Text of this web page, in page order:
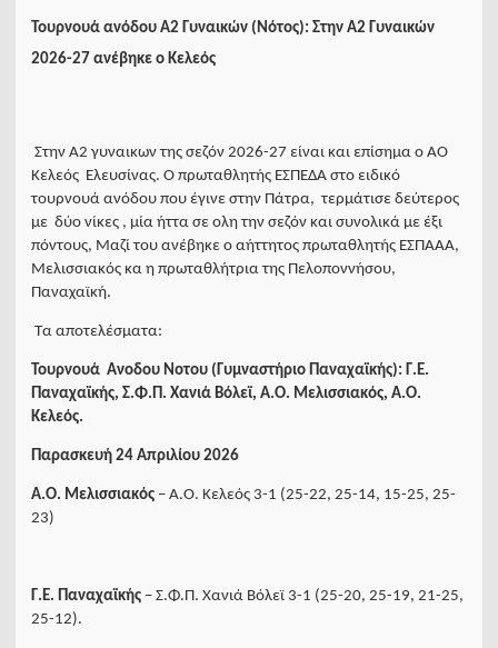
Τουρνουά ανόδου Α2 Γυναικών (Νότος): Στην Α2 Γυναικών
2026-27 ανέβηκε ο Κελεός
Στην Α2 γυναικων της σεζόν 2026-27 είναι και επίσημα ο ΑΟ
Κελεός Ελευσίνας. Ο πρωταθλητής ΕΣΠΕΔΑ στο ειδικό
τουρνουά ανόδου που έγινε στην Πάτρα, τερμάτισε δεύτερος
με δύο νίκες , μία ήττα σε ολη την σεζόν και συνολικά με έξι
πόντους, Μαζί του ανέβηκε ο αήττητος πρωταθλητής ΕΣΠΑΑΑ,
Μελισσιακός κα η πρωταθλήτρια της Πελοποννήσου,
Παναχαϊκή.
Τα αποτελέσματα:
Τουρνουά Ανοδου Νοτου (Γυμναστήριο Παναχαϊκής): Γ.Ε.
Παναχαϊκής, Σ.Φ.Π. Χανιά Βόλεϊ, Α.Ο. Μελισσιακός, Α.Ο.
Κελεός.
Παρασκευή 24 Απριλίου 2026
Α.Ο. Μελισσιακός – Α.Ο. Κελεός 3-1 (25-22, 25-14, 15-25, 25-
23)
Γ.Ε. Παναχαϊκής – Σ.Φ.Π. Χανιά Βόλεϊ 3-1 (25-20, 25-19, 21-25,
25-12).